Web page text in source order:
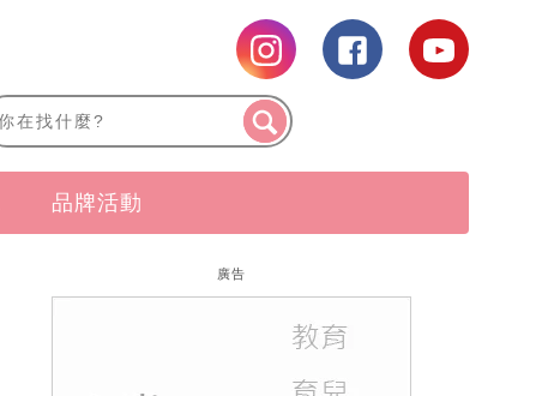
品牌活動
廣告